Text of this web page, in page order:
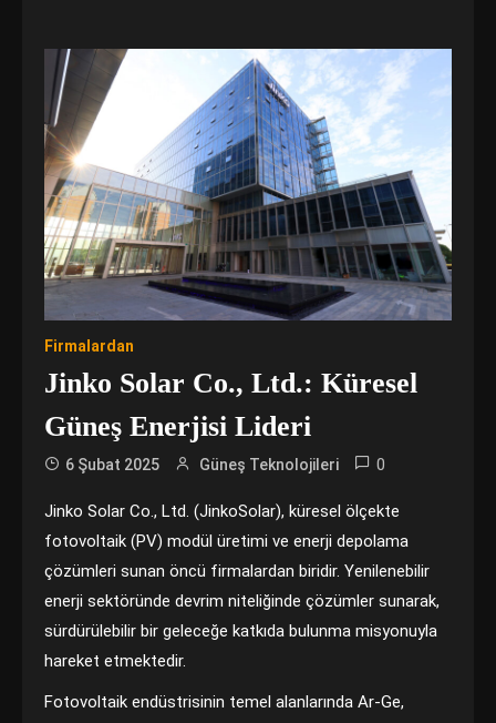
Firmalardan
Jinko Solar Co., Ltd.: Küresel
Güneş Enerjisi Lideri
6 Şubat 2025 Güneş Teknolojileri 0
Jinko Solar Co., Ltd. (JinkoSolar), küresel ölçekte
fotovoltaik (PV) modül üretimi ve enerji depolama
çözümleri sunan öncü firmalardan biridir. Yenilenebilir
enerji sektöründe devrim niteliğinde çözümler sunarak,
sürdürülebilir bir geleceğe katkıda bulunma misyonuyla
hareket etmektedir.
Fotovoltaik endüstrisinin temel alanlarında Ar-Ge,